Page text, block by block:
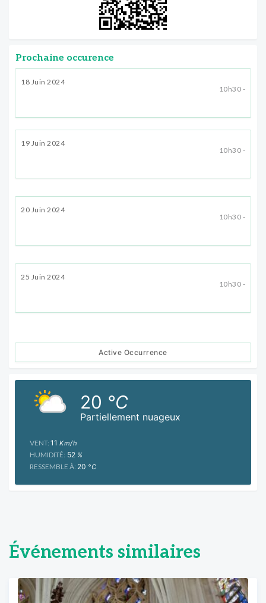
Prochaine occurence
18 Juin 2024
10h30 -
19 Juin 2024
10h30 -
20 Juin 2024
10h30 -
25 Juin 2024
10h30 -
Active Occurrence
Partiellement nuageux
20 °C
VENT: 11 Km/h
HUMIDITÉ: 52 %
RESSEMBLE À: 20 °C
Événements similaires